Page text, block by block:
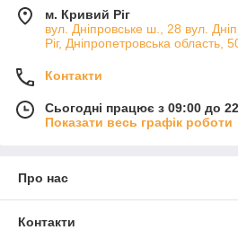
м. Кривий Ріг
вул. Дніпровське ш., 28 вул.
Ріг, Дніпропетровська область,
Контакти
Сьогодні працює з 09:00 до
Показати весь графік роботи
Про нас
Контакти